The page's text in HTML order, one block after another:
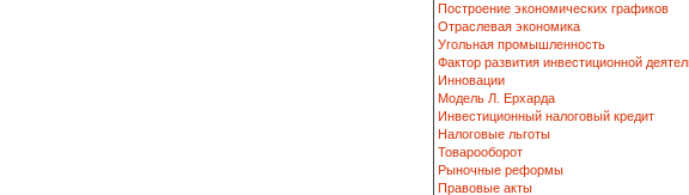
Построение экономических графиков
Отраслевая экономика
Угольная промышленность
Фактор развития инвестиционной
Инновации
Модель Л. Ерхарда
Инвестиционный налоговый кредит
Налоговые льготы
Товарооборот
Рыночные реформы
Правовые акты